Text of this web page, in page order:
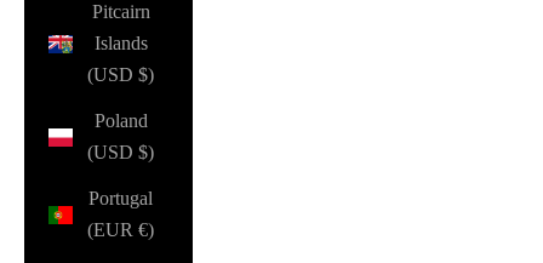
Pitcairn
Islands
(USD $)
Poland
(USD $)
Portugal
(EUR €)